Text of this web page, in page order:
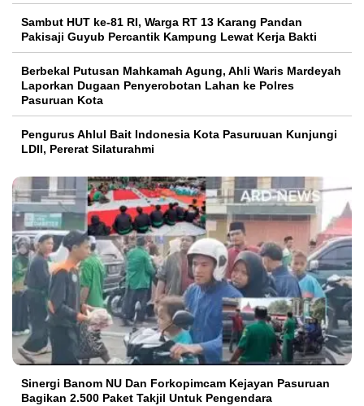
Sambut HUT ke-81 RI, Warga RT 13 Karang Pandan
Pakisaji Guyub Percantik Kampung Lewat Kerja Bakti
Berbekal Putusan Mahkamah Agung, Ahli Waris Mardeyah
Laporkan Dugaan Penyerobotan Lahan ke Polres
Pasuruan Kota
Pengurus Ahlul Bait Indonesia Kota Pasuruuan Kunjungi
LDII, Pererat Silaturahmi
Sinergi Banom NU Dan Forkopimcam Kejayan Pasuruan
Bagikan 2.500 Paket Takjil Untuk Pengendara